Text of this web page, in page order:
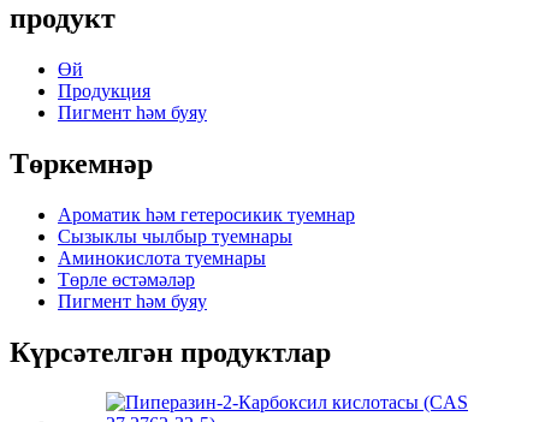
продукт
Өй
Продукция
Пигмент һәм буяу
Төркемнәр
Ароматик һәм гетеросикик туемнар
Сызыклы чылбыр туемнары
Аминокислота туемнары
Төрле өстәмәләр
Пигмент һәм буяу
Күрсәтелгән продуктлар